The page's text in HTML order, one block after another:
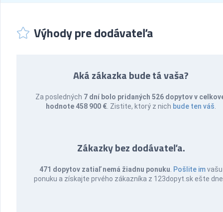
Výhody pre dodávateľa
Aká zákazka bude tá vaša?
Za posledných 7 dní bolo pridaných 526 dopytov v
hodnote 458 900 € . Zistite, ktorý z nich bude ten váš
Zákazky bez dodávateľa.
471 dopytov zatiaľ nemá žiadnu ponuku Pošlite imvašu
ponuku a získajte prvého zákazníka z 123dopyt.sk ešte